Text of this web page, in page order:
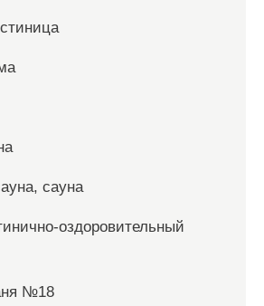
сауна
оздоровительный
№18